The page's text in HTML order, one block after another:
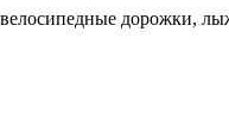
дорожки,